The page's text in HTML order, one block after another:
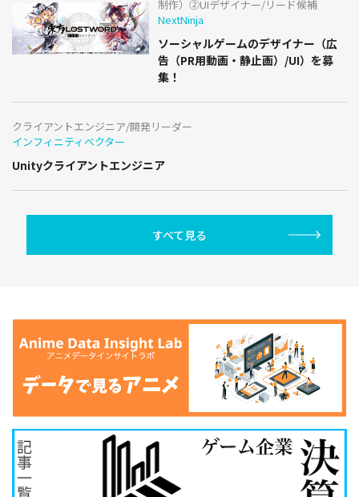
制作）②UIデザイナー/リード候補
NextNinja
ソーシャルゲームのデザイナー（広
告（PR用動画・静止画）/UI）を募
集！
クライアントエンジニア/開発リーダー
インフィニティベクター
Unityクライアントエンジニア
すべて見る